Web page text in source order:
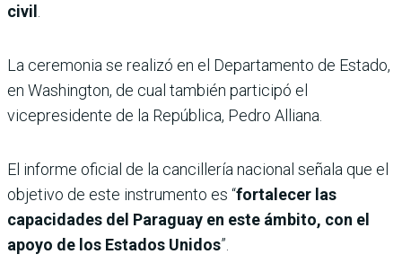
civil
La ceremonia se realizó en el Departamento de Estado,
en Washington, de cual también participó el
vicepresidente de la República, Pedro Alliana.
El informe oficial de la cancillería nacional señala que el
objetivo de este instrumento es “fortalecer las
capacidades del Paraguay en este ámbito, con el
apoyo de los Estados Unidos”.